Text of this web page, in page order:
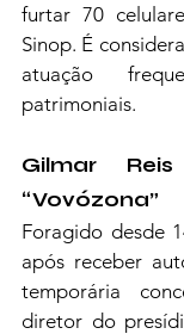
furtar 70
Sinop. É
atuação
patrimoniais.
Gilmar
“Vovózona”
Foragido desde
após receber
temporária
diretor do